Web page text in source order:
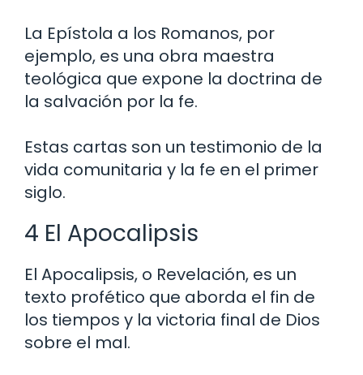
La Epístola a los Romanos, por
ejemplo, es una obra maestra
teológica que expone la doctrina de
la salvación por la fe.
Estas cartas son un testimonio de la
vida comunitaria y la fe en el primer
siglo.
4 El Apocalipsis
El Apocalipsis, o Revelación, es un
texto profético que aborda el fin de
los tiempos y la victoria final de Dios
sobre el mal.